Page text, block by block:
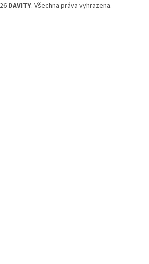
DAVITY. Všechna práva vyhrazena.